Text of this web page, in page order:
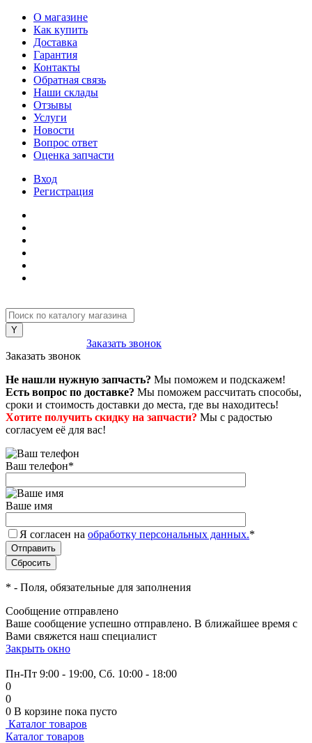
О магазине
Как купить
Доставка
Гарантия
Контакты
Обратная связь
Наши склады
Отзывы
Услуги
Новости
Вопрос ответ
Оценка запчасти
Вход
Регистрация
Заказать звонок
Заказать звонок
Не нашли нужную запчасть? Мы поможем и подскажем!
Есть вопрос по доставке? Мы поможем рассчитать способы,
сроки и стоимость доставки до места, где вы находитесь!
Хотите получить скидку на запчасти? Мы с радостью
согласуем её для вас!
Ваш телефон*
Ваше имя
Я согласен на обработку персональных данных.*
* - Поля, обязательные для заполнения
Сообщение отправлено
Ваше сообщение успешно отправлено. В ближайшее время с
Вами свяжется наш специалист
Закрыть окно
Пн-Пт 9:00 - 19:00, Сб. 10:00 - 18:00
0
0
0 В корзине пока пусто
Каталог товаров
Каталог товаров